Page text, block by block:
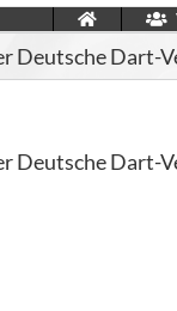
Deutsche Dart-
Deutsche Dart-